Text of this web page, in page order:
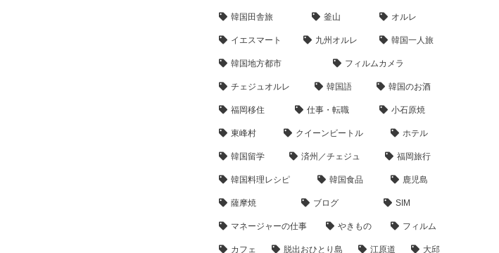
韓国田舎旅 釜山 オルレ
イエスマート 九州オルレ 韓国一人旅
韓国地方都市 フィルムカメラ
チェジュオルレ 韓国語 韓国のお酒
福岡移住 仕事・転職 小石原焼
東峰村 クイーンビートル ホテル
韓国留学 済州／チェジュ 福岡旅行
韓国料理レシピ 韓国食品 鹿児島
薩摩焼 ブログ SIM
マネージャーの仕事 やきもの フィルム
カフェ 脱出おひとり島 江原道 大邱